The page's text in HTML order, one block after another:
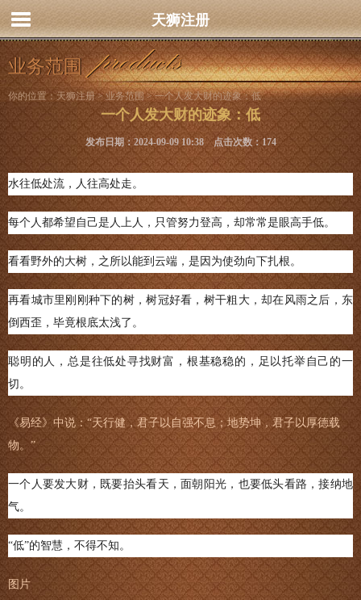
天狮注册
业务范围
你的位置：天狮注册>业务范围> 一个人发大财的迹象：低
一个人发大财的迹象：低
发布日期：2024-09-09 10:38 点击次数：174
水往低处流，人往高处走。
每个人都希望自己是人上人，只管努力登高，却常常是眼高手低。
看看野外的大树，之所以能到云端，是因为使劲向下扎根。
再看城市里刚刚种下的树，树冠好看，树干粗大，却在风雨之后，东
倒西歪，毕竟根底太浅了。
聪明的人，总是往低处寻找财富，根基稳稳的，足以托举自己的一
切。
《易经》中说：“天行健，君子以自强不息；地势坤，君子以厚德载
物。”
一个人要发大财，既要抬头看天，面朝阳光，也要低头看路，接纳地
气。
“低”的智慧，不得不知。
图片